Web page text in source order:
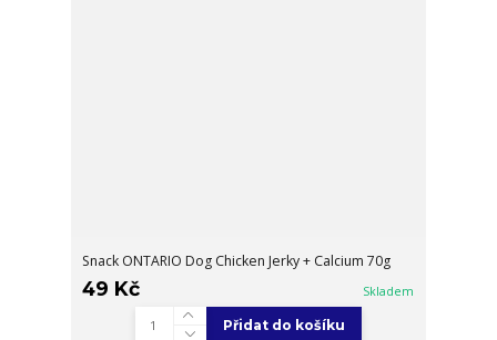
Snack ONTARIO Dog Chicken Jerky + Calcium 70g
49 Kč Skladem
Přidat do košíku